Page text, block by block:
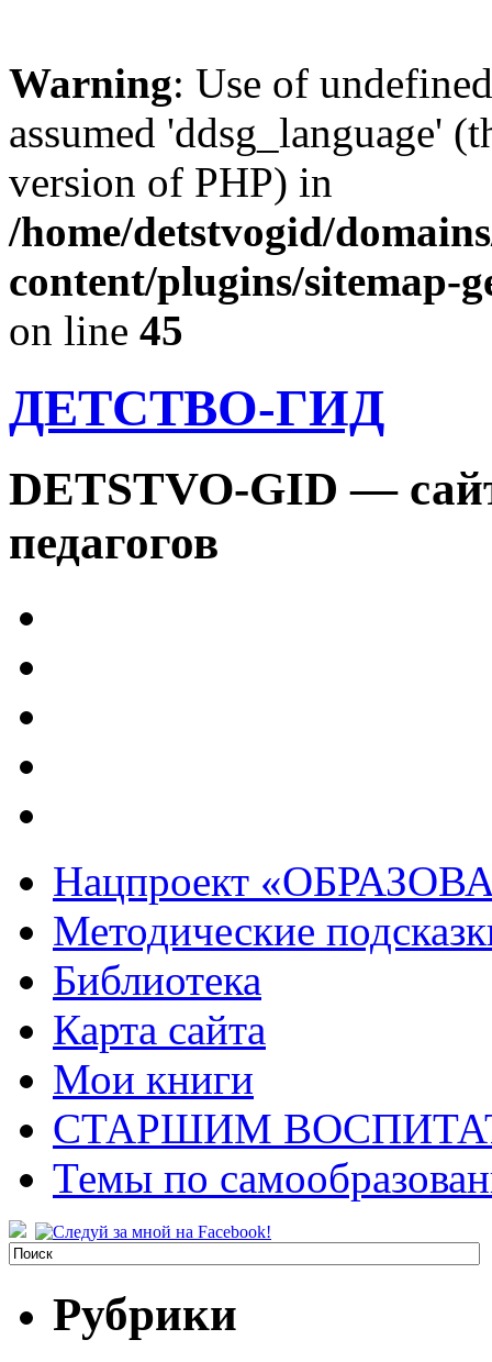
Warning: Use of
assumed 'ddsg_language'
version of PHP) in
/home/detstvogid/
content/plugins/sitemap-
on line 45
ДЕТСТВО-ГИД
DETSTVO-GID —
педагогов
Нацпроект
Методические
Библиотека
Карта сайта
Мои книги
СТАРШИМ
Темы по
Рубрики